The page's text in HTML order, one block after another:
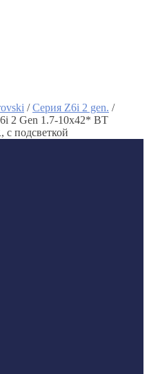
/Серия Z6i 2 gen. /
2 Gen 1.7-10x42* BT
с подсветкой